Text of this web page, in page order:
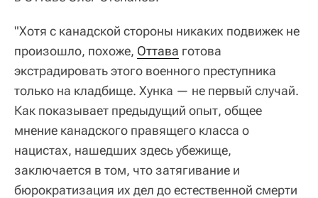
"Хотя с канадской стороны никаких подвижек не
произошло, похоже, Оттава готова
экстрадировать этого военного преступника
только на кладбище. Хунка — не первый случай.
Как показывает предыдущий опыт, общее
мнение канадского правящего класса о
нацистах, нашедших здесь убежище,
заключается в том, что затягивание и
бюрократизация их дел до естественной смерти